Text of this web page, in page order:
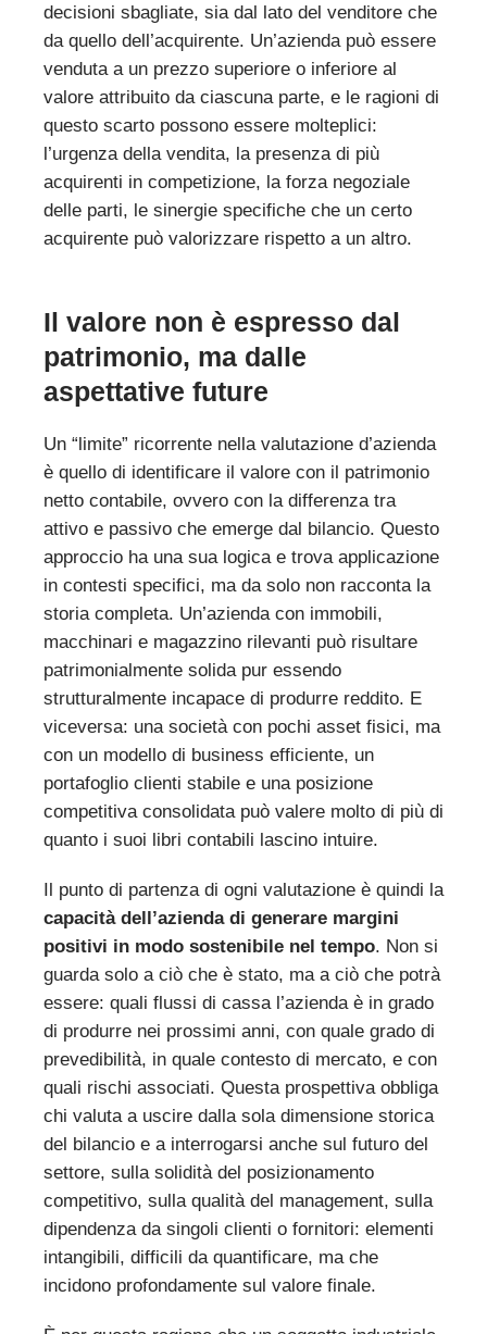
decisioni sbagliate, sia dal lato del venditore che
da quello dell’acquirente. Un’azienda può essere
venduta a un prezzo superiore o inferiore al
valore attribuito da ciascuna parte, e le ragioni di
questo scarto possono essere molteplici:
l’urgenza della vendita, la presenza di più
acquirenti in competizione, la forza negoziale
delle parti, le sinergie specifiche che un certo
acquirente può valorizzare rispetto a un altro.
Il valore non è espresso dal
patrimonio, ma dalle
aspettative future
Un “limite” ricorrente nella valutazione d’azienda
è quello di identificare il valore con il patrimonio
netto contabile, ovvero con la differenza tra
attivo e passivo che emerge dal bilancio. Questo
approccio ha una sua logica e trova applicazione
in contesti specifici, ma da solo non racconta la
storia completa. Un’azienda con immobili,
macchinari e magazzino rilevanti può risultare
patrimonialmente solida pur essendo
strutturalmente incapace di produrre reddito. E
viceversa: una società con pochi asset fisici, ma
con un modello di business efficiente, un
portafoglio clienti stabile e una posizione
competitiva consolidata può valere molto di più di
quanto i suoi libri contabili lascino intuire.
Il punto di partenza di ogni valutazione è quindi la
capacità dell’azienda di generare margini
positivi in modo sostenibile nel tempo. Non si
guarda solo a ciò che è stato, ma a ciò che potrà
essere: quali flussi di cassa l’azienda è in grado
di produrre nei prossimi anni, con quale grado di
prevedibilità, in quale contesto di mercato, e con
quali rischi associati. Questa prospettiva obbliga
chi valuta a uscire dalla sola dimensione storica
del bilancio e a interrogarsi anche sul futuro del
settore, sulla solidità del posizionamento
competitivo, sulla qualità del management, sulla
dipendenza da singoli clienti o fornitori: elementi
intangibili, difficili da quantificare, ma che
incidono profondamente sul valore finale.